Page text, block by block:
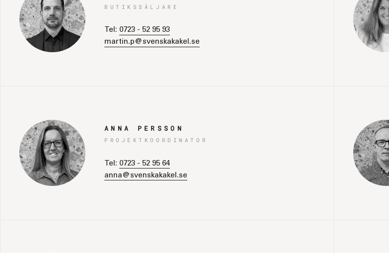
BUTIKSSÄLJARE
Tel: 0723 - 52 95 93
martin.p@svenskakakel.se
ANNA PERSSON
PROJEKTKOORDINATOR
Tel: 0723 - 52 95 64
anna@svenskakakel.se